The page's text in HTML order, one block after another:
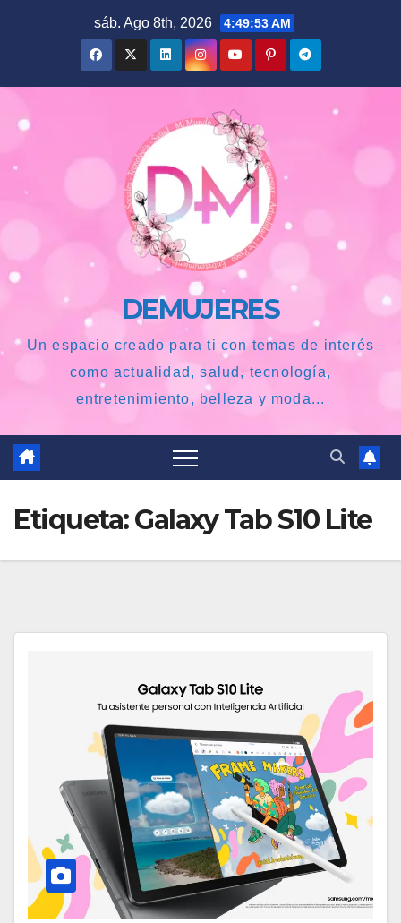
sáb. Ago 8th, 2026 4:49:54 AM
DEMUJERES
Un espacio creado para ti con temas de interés
como actualidad, salud, tecnología,
entretenimiento, belleza y moda...
Etiqueta:Galaxy Tab S10 Lite